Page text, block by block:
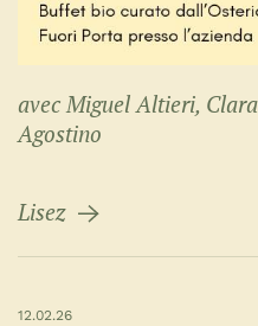
avec Miguel Altieri,
Agostino
Lisez
12.02.26